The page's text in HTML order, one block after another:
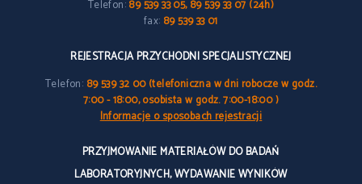
Telefon:89 539 33 05, 89 539 33 07 (24h)
fax: 89 539 33 01
REJESTRACJA PRZYCHODNI SPECJALISTYCZNEJ
Telefon: 89 539 32 00 (telefoniczna w dni robocze w godz.
7:00 - 18:00, osobista w godz. 7:00-18:00 )
Informacje o sposobach rejestracji
PRZYJMOWANIE MATERIAŁÓW DO BADAŃ
LABORATORYJNYCH, WYDAWANIE WYNIKÓW